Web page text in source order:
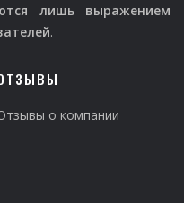
лишь выражением
.
о компании